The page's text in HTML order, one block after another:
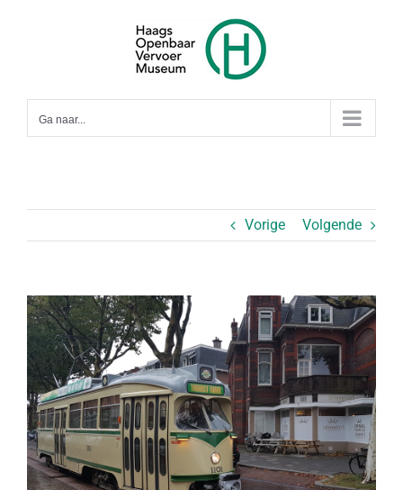
Ga naar...
Vorige Volgende
Bekijk
grotere
afbeelding